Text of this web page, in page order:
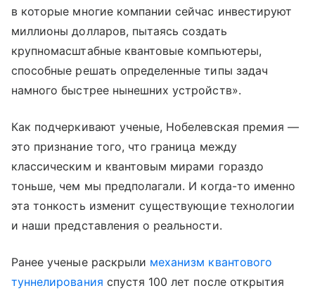
в которые многие компании сейчас инвестируют
миллионы долларов, пытаясь создать
крупномасштабные квантовые компьютеры,
способные решать определенные типы задач
намного быстрее нынешних устройств».
Как подчеркивают ученые, Нобелевская премия —
это признание того, что граница между
классическим и квантовым мирами гораздо
тоньше, чем мы предполагали. И когда-то именно
эта тонкость изменит существующие технологии
и наши представления о реальности.
Ранее ученые раскрыли механизм квантового
туннелирования спустя 100 лет после открытия